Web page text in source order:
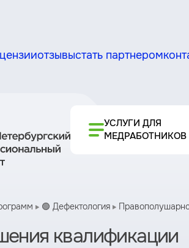
отзывыстать партнером
УСЛУГИ ДЛЯ
МЕДРАБОТНИКОВ
🟢 Дефектология
квалификации